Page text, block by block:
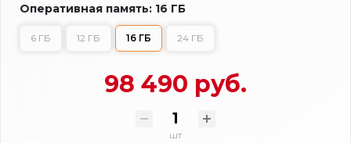
Оперативная память: 16 ГБ
6 ГБ 12 ГБ 16 ГБ 24 ГБ
98 490 руб.
шт